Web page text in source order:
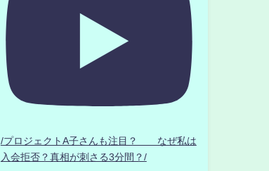
/プロジェクトA子さんも注目？ なぜ私は
入会拒否？真相が刺さる3分間？/